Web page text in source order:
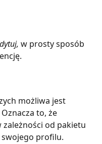
w prosty sposób
możliwa jest
Oznacza to, że
zależności od pakietu
swojego profilu.